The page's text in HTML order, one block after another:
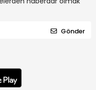
Gönder